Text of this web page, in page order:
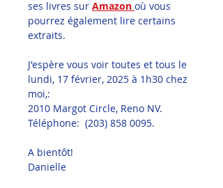
ses livres sur Amazon où vous
pourrez également lire certains
extraits.
J'espère vous voir toutes et tous le
lundi, 17 février, 2025 à 1h30 chez
moi,:
2010 Margot Circle, Reno NV.
Téléphone:  (203) 858 0095.
A bientôt!
Danielle